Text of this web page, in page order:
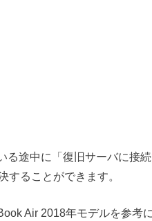
る途中に 「復旧サーバに接
することができます。
Air 2018年モデルを参考